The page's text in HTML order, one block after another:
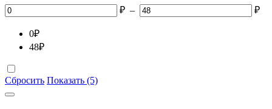
₽ – ₽
0₽
48₽
Сбросить Показать (5)